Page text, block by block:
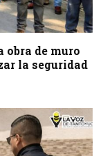
de muro
la seguridad